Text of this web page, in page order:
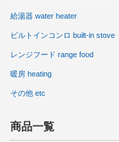
給湯器 water heater
ビルトインコンロ built-in stove
レンジフード range food
暖房 heating
その他 etc
商品一覧